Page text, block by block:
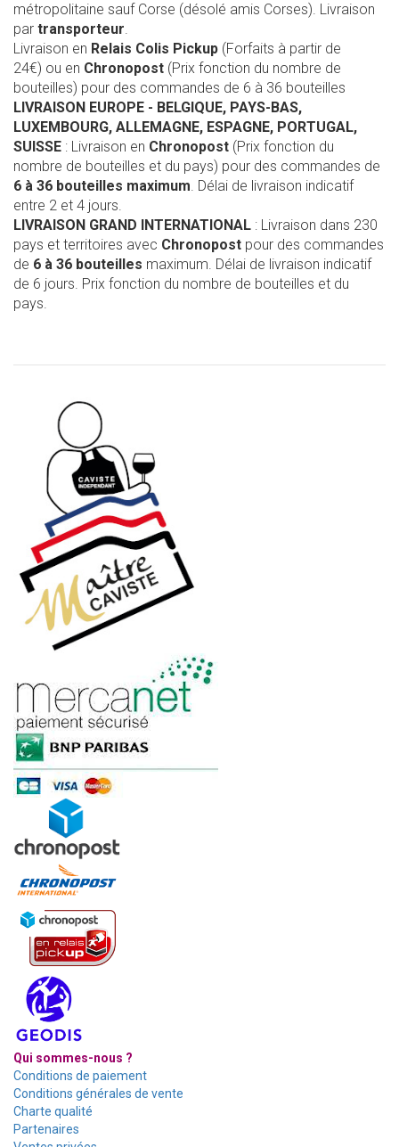
métropolitaine sauf Corse (désolé amis Corses). Livraison
par transporteur.
Livraison en Relais Colis Pickup (Forfaits à partir de
24€) ou en Chronopost (Prix fonction du nombre de
bouteilles) pour des commandes de 6 à 36 bouteilles
LIVRAISON EUROPE - BELGIQUE, PAYS-BAS,
LUXEMBOURG, ALLEMAGNE, ESPAGNE, PORTUGAL,
SUISSE : Livraison en Chronopost (Prix fonction du
nombre de bouteilles et du pays) pour des commandes de
6 à 36 bouteilles maximum. Délai de livraison indicatif
entre 2 et 4 jours.
LIVRAISON GRAND INTERNATIONAL : Livraison dans 230
pays et territoires avec Chronopost pour des commandes
de 6 à 36 bouteilles maximum. Délai de livraison indicatif
de 6 jours. Prix fonction du nombre de bouteilles et du
pays.
Qui sommes-nous ?
Conditions de paiement
Conditions générales de vente
Charte qualité
Partenaires